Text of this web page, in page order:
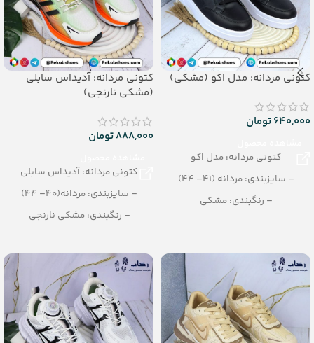
کتونی مردانه: مدل اکو (مشکی)
640,000تومان
کتونی مردانه: مدل اکو
– سایزبندی: مردانه (41– 44)
– رنگبندی: مشکی
کتونی مردانه: آدیداس سابلی
(مشکی نارنجی)
888,000تومان
کتونی مردانه: آدیداس سابلی
– سایزبندی: مردانه(40– 44)
– رنگبندی: مشکی نارنجی